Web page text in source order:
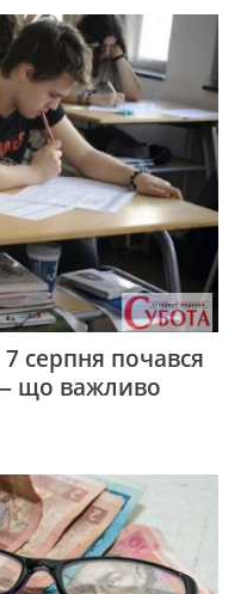
серпня почався
— що важливо